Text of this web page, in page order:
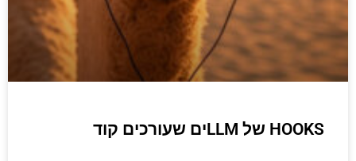
HOOKS של LLMים שעורכים קוד